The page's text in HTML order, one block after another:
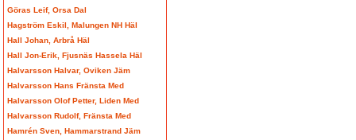
Göras Leif, Orsa Dal
Hagström Eskil, Malungen NH Häl
Hall Johan, Arbrå Häl
Hall Jon-Erik, Fjusnäs Hassela Häl
Halvarsson Halvar, Oviken Jäm
Halvarsson Hans Fränsta Med
Halvarsson Olof Petter, Liden Med
Halvarsson Rudolf, Fränsta Med
Hamrén Sven, Hammarstrand Jäm